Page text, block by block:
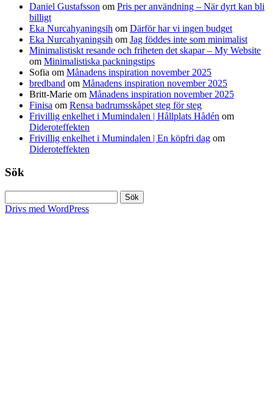
Daniel Gustafsson om Pris per användning – När dyrt kan bli
billigt
Eka Nurcahyaningsih om Därför har vi ingen budget
Eka Nurcahyaningsih om Jag föddes inte som minimalist
Minimalistiskt resande och friheten det skapar – My Website
om Minimalistiska packningstips
Sofia om Månadens inspiration november 2025
bredband om Månadens inspiration november 2025
Britt-Marie om Månadens inspiration november 2025
Finisa om Rensa badrumsskåpet steg för steg
Frivillig enkelhet i Mumindalen | Hållplats Hådén om
Dideroteffekten
Frivillig enkelhet i Mumindalen | En köpfri dag om
Dideroteffekten
Sök
efter:
Drivs med WordPress